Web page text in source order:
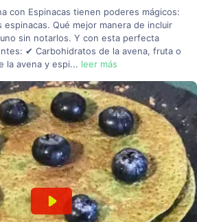
con Espinacas tienen poderes mágicos:
espinacas. Qué mejor manera de incluir
sin notarlos. Y con esta perfecta
✔ Carbohidratos de la avena, fruta o
la avena y espi... leer más